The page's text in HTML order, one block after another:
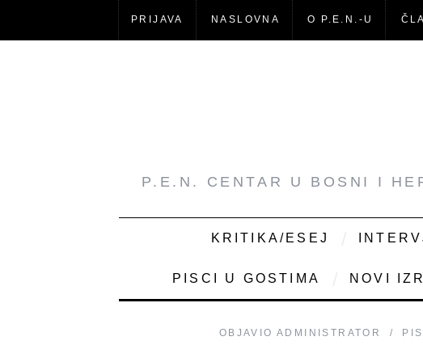
PRIJAVA NASLOVNA O P.E.N.-U
P.E.N. CENTAR U BOSNI I
KRITIKA/ESEJ
PISCI U GOSTIMA NOVI
OBJAVIO ADMINISTRATOR